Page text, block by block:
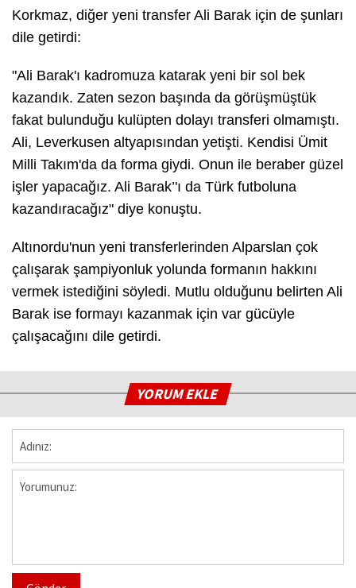
Korkmaz, diğer yeni transfer Ali Barak için de şunları
dile getirdi:
"Ali Barak'ı kadromuza katarak yeni bir sol bek
kazandık. Zaten sezon başında da görüşmüştük
fakat bulunduğu kulüpten dolayı transferi olmamıştı.
Ali, Leverkusen altyapısından yetişti. Kendisi Ümit
Milli Takım'da da forma giydi. Onun ile beraber güzel
işler yapacağız. Ali Barak’'ı da Türk futboluna
kazandıracağız" diye konuştu.
Altınordu'nun yeni transferlerinden Alparslan çok
çalışarak şampiyonluk yolunda formanın hakkını
vermek istediğini söyledi. Mutlu olduğunu belirten Ali
Barak ise formayı kazanmak için var gücüyle
çalışacağını dile getirdi.
YORUM EKLE